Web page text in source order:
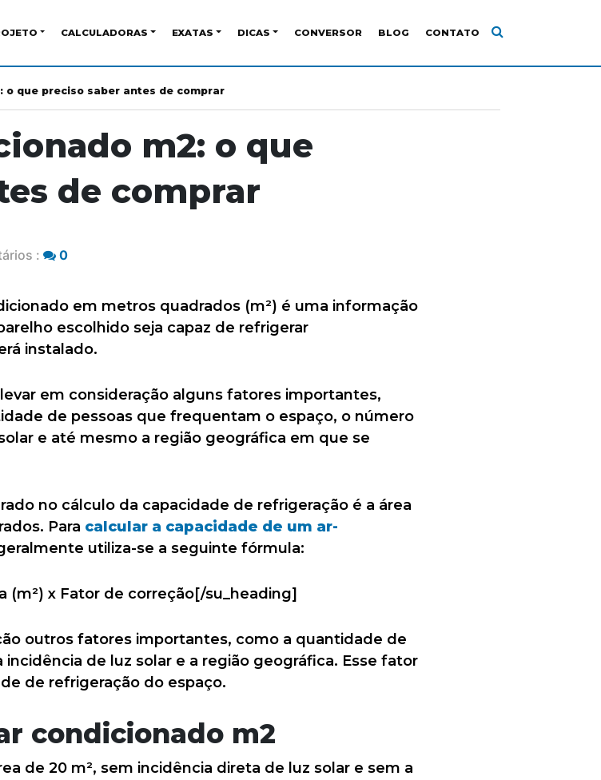
CALCULADORAS EXATAS DICAS CONVERSOR BLOG CONTATO
o que preciso saber antes de comprar
m2: o que
de comprar
: 0
em metros quadrados (m²) é uma informação
escolhido seja capaz de refrigerar
instalado.
em consideração alguns fatores importantes,
de pessoas que frequentam o espaço, o número
e até mesmo a região geográfica em que se
no cálculo da capacidade de refrigeração é a área
Para calcular a capacidade de um ar-
utiliza-se a seguinte fórmula:
(m²) x Fator de correção[/su_heading]
outros fatores importantes, como a quantidade de
de luz solar e a região geográfica. Esse fator
de refrigeração do espaço.
condicionado m2
de 20 m², sem incidência direta de luz solar e sem a